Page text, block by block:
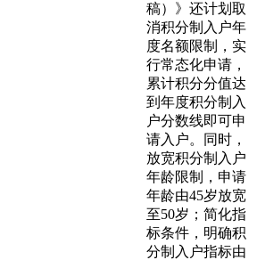
稿）》还计划取
消积分制入户年
度名额限制，实
行常态化申请，
累计积分分值达
到年度积分制入
户分数线即可申
请入户。同时，
放宽积分制入户
年龄限制，申请
年龄由45岁放宽
至50岁；简化指
标条件，明确积
分制入户指标由